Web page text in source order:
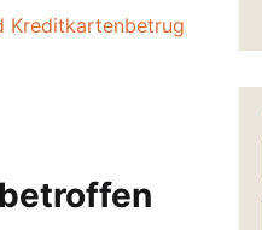
Kreditkartenbetrug